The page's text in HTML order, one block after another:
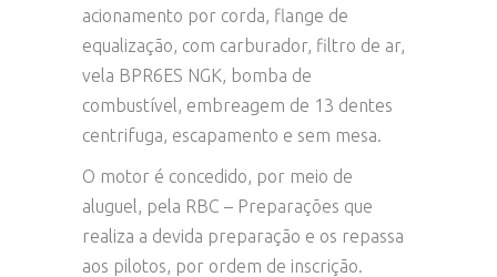
acionamento por corda, flange de
equalização, com carburador, filtro de ar,
vela BPR6ES NGK, bomba de
combustível, embreagem de 13 dentes
centrifuga, escapamento e sem mesa.
O motor é concedido, por meio de
aluguel, pela RBC – Preparações que
realiza a devida preparação e os repassa
aos pilotos, por ordem de inscrição.